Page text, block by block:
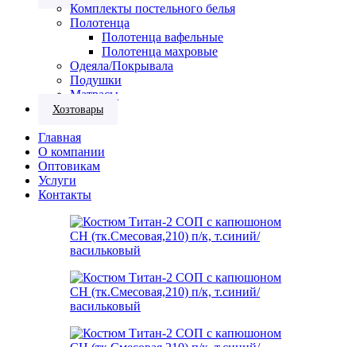
Комплекты постельного белья
Полотенца
Полотенца вафельные
Полотенца махровые
Одеяла/Покрывала
Подушки
Матрасы
Хозтовары
Главная
О компании
Оптовикам
Услуги
Контакты